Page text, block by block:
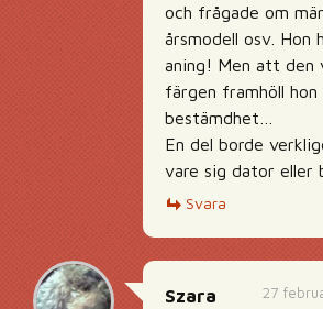
och frågade om
årsmodell osv. Hon
aning! Men att
färgen framhöll hon
bestämdhet…
En del borde
vare sig dator eller
Svara
27
Szara